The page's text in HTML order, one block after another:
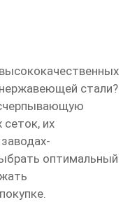
тканая
заводы
высококачественных
стали?
их
оптимальный